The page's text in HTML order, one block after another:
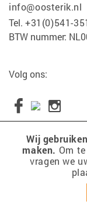
Wij
maken. Om
vragen we
info@oosterik.nl
Tel. +31(0)541-
BTW nummer:
Volg ons:
Copyright 2017